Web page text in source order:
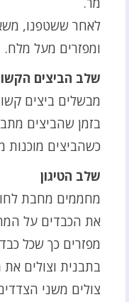
לאחר ששטפנו,
ומפזרים מעל מלח.
שלב הביצים
מבשלים ביצים
בזמן שהביצים
כשהביצים מוכנות
שלב הטיגון
מחממים מחבת
את הכבדים על
מפזרים כך שכל
בתבנית וצולים
צולים משני